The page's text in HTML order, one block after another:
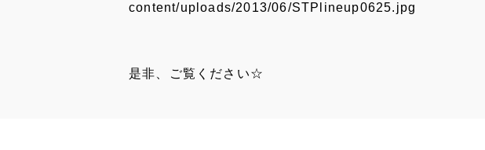
content/uploads/2013/06/STPlineup0625.jpg
是非、ご覧ください☆